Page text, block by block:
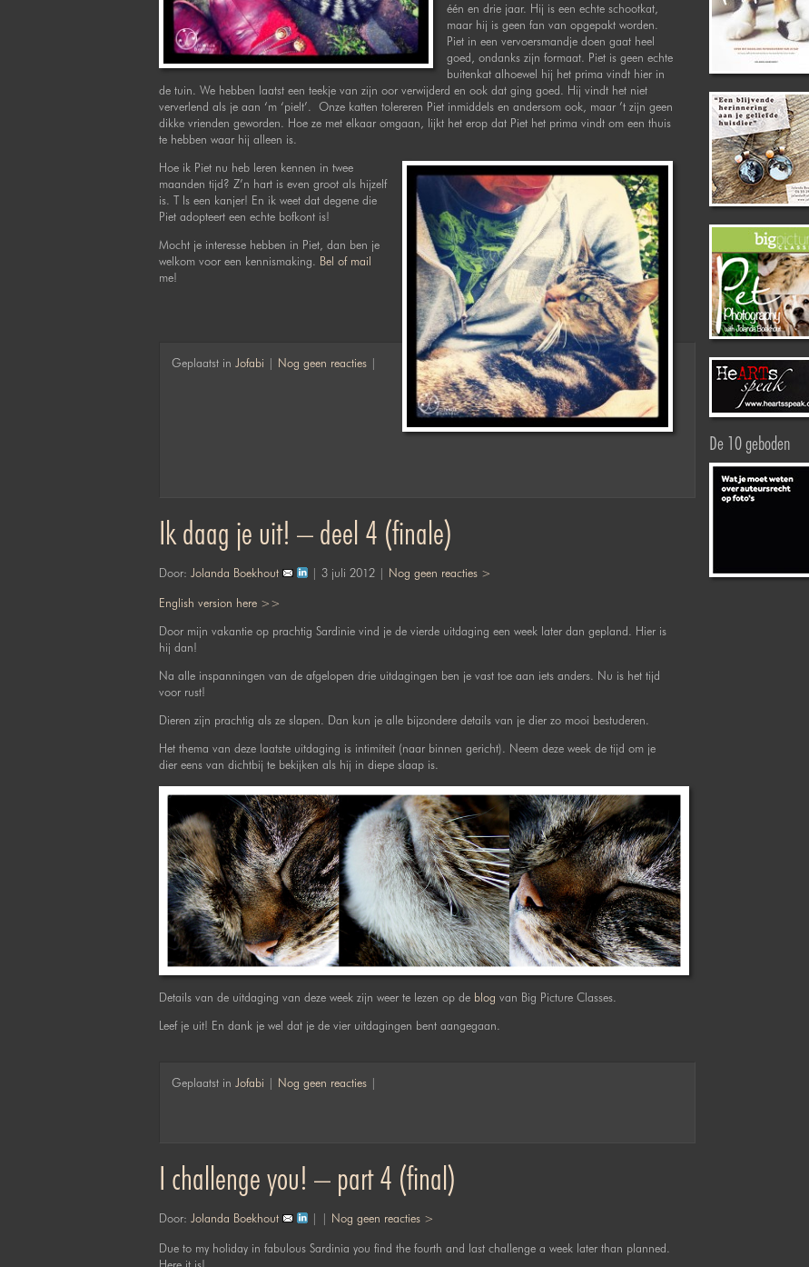
één en drie jaar. Hij is een echte schootkat,
maar hij is geen fan van opgepakt worden.
Piet in een vervoersmandje doen gaat heel
goed, ondanks zijn formaat. Piet is geen echte
buitenkat alhoewel hij het prima vindt hier in
de tuin. We hebben laatst een teekje van zijn oor verwijderd en ook dat ging goed. Hij vindt het niet
ververlend als je aan ‘m ‘pielt’. Onze katten tolereren Piet inmiddels en andersom ook, maar ’t zijn geen
dikke vrienden geworden. Hoe ze met elkaar omgaan, lijkt het erop dat Piet het prima vindt om een thuis
te hebben waar hij alleen is.
Hoe ik Piet nu heb leren kennen in twee
maanden tijd? Z’n hart is even groot als hijzelf
is. T Is een kanjer! En ik weet dat degene die
Piet adopteert een echte bofkont is!
Mocht je interesse hebben in Piet, dan ben je
welkom voor een kennismaking. Bel of mail
me!
Geplaatst in Jofabi | Nog geen reacties|
Ik daag je uit! – deel 4 (finale)
Door: Jolanda Boekhout | 3 juli 2012 | Nog geen reacties >
English version here >>
Door mijn vakantie op prachtig Sardinie vind je de vierde uitdaging een week later dan gepland. Hier is
hij dan!
Na alle inspanningen van de afgelopen drie uitdagingen ben je vast toe aan iets anders. Nu is het tijd
voor rust!
Dieren zijn prachtig als ze slapen. Dan kun je alle bijzondere details van je dier zo mooi bestuderen.
Het thema van deze laatste uitdaging is intimiteit (naar binnen gericht). Neem deze week de tijd om je
dier eens van dichtbij te bekijken als hij in diepe slaap is.
Details van de uitdaging van deze week zijn weer te lezen op de blog van Big Picture Classes.
Leef je uit! En dank je wel dat je de vier uitdagingen bent aangegaan.
Geplaatst in Jofabi | Nog geen reacties|
I challenge you! – part 4 (final)
Door: Jolanda Boekhout | | Nog geen reacties >
Due to my holiday in fabulous Sardinia you find the fourth and last challenge a week later than planned.
De 10 geboden